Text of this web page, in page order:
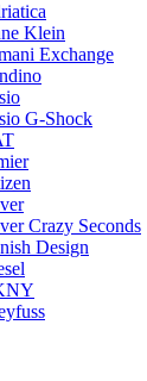
Klein
Exchange
G-Shock
Crazy Seconds
Design